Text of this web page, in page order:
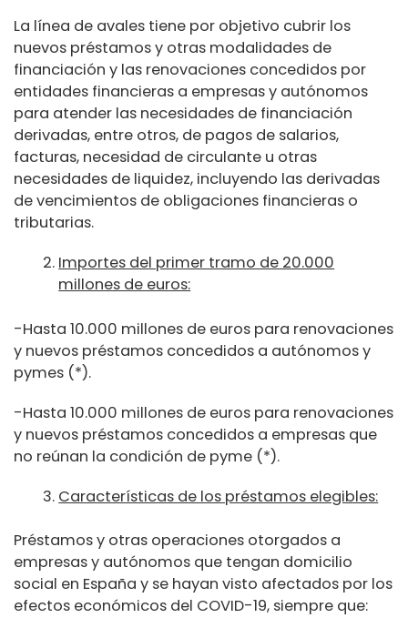
La línea de avales tiene por objetivo cubrir los
nuevos préstamos y otras modalidades de
financiación y las renovaciones concedidos por
entidades financieras a empresas y autónomos
para atender las necesidades de financiación
derivadas, entre otros, de pagos de salarios,
facturas, necesidad de circulante u otras
necesidades de liquidez, incluyendo las derivadas
de vencimientos de obligaciones financieras o
tributarias.
Importes del primer tramo de 20.000
millones de euros:
-Hasta 10.000 millones de euros para renovaciones
y nuevos préstamos concedidos a autónomos y
pymes (*).
-Hasta 10.000 millones de euros para renovaciones
y nuevos préstamos concedidos a empresas que
no reúnan la condición de pyme (*).
Características de los préstamos elegibles:
Préstamos y otras operaciones otorgados a
empresas y autónomos que tengan domicilio
social en España y se hayan visto afectados por los
efectos económicos del COVID-19, siempre que: